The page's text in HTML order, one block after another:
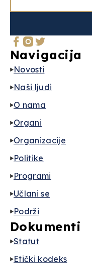
Navigacija
Novosti
Naši ljudi
O nama
Organi
Organizacije
Politike
Programi
Učlani se
Podrži
Dokumenti
Statut
Etički kodeks